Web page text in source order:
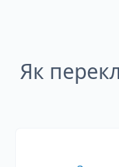
Як